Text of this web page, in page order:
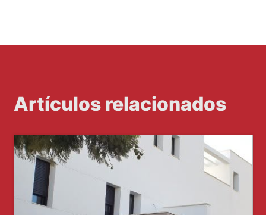
Artículos relacionados